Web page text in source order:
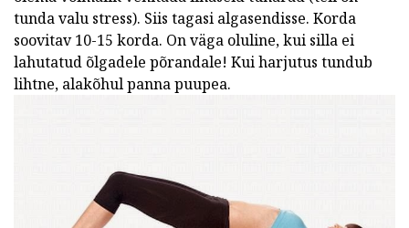
tunda valu stress). Siis tagasi algasendisse. Korda
soovitav 10-15 korda. On väga oluline, kui silla ei
lahutatud õlgadele põrandale! Kui harjutus tundub
lihtne, alakõhul panna puupea.